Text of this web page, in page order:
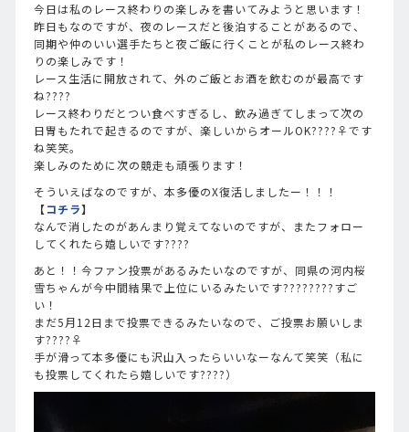
今日は私のレース終わりの楽しみを書いてみようと思います！
昨日もなのですが、夜のレースだと後泊することがあるので、
同期や仲のいい選手たちと夜ご飯に行くことが私のレース終わ
りの楽しみです！
レース生活に開放されて、外のご飯とお酒を飲むのが最高です
ね????
レース終わりだとつい食べすぎるし、飲み過ぎてしまって次の
日胃もたれで起きるのですが、楽しいからオールOK????‍♀️です
ね笑笑。
楽しみのために次の競走も頑張ります！
そういえばなのですが、本多優のX復活しましたー！！！
【コチラ】
なんで消したのがあんまり覚えてないのですが、またフォロー
してくれたら嬉しいです????
あと！！今ファン投票があるみたいなのですが、同県の河内桜
雪ちゃんが今中間結果で上位にいるみたいです????????すご
い！
まだ5月12日まで投票できるみたいなので、ご投票お願いしま
す????‍♀️
手が滑って本多優にも沢山入ったらいいなーなんて笑笑（私に
も投票してくれたら嬉しいです????）